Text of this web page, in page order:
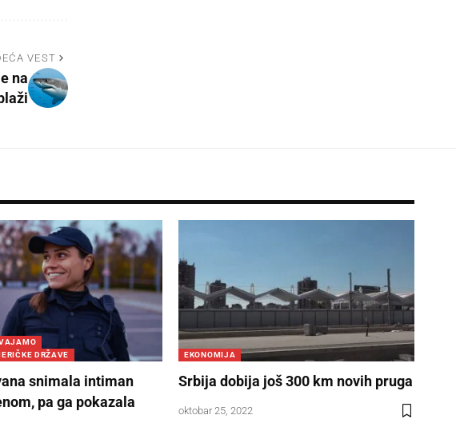
VEST
na
DRŽAVE
snimala intiman
pa ga pokazala
EKONOMIJA
Srbija dobija još 300 km novih pruga
oktobar 25, 2022